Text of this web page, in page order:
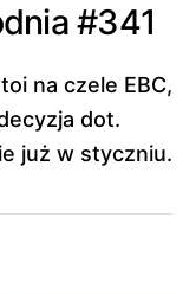
#341
na czele EBC,
dot.
już w styczniu.